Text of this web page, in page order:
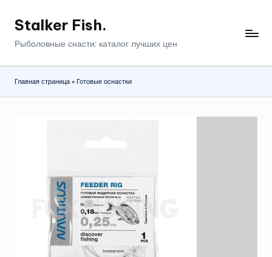
Перейти
Stalker Fish.
Рыболовные снасти: каталог лучших цен
Главная страница» Готовые оснастки